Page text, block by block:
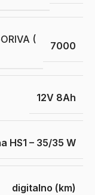
(
7000
12V 8Ah
HS1 – 35/35 W
digitalno (km)